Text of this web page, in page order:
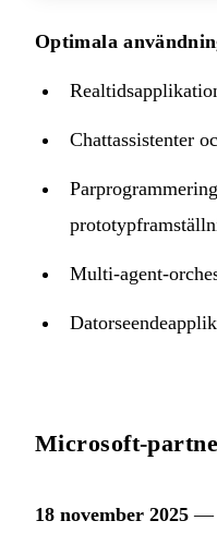
Optimala
Chattassistenter
Multi-agent-
Microsoft-
18 november 2025 —